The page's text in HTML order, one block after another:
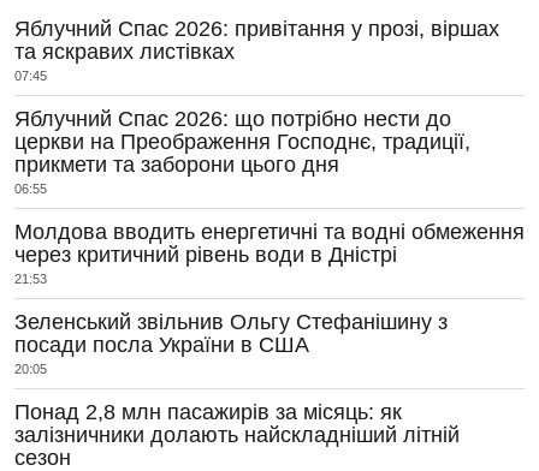
Яблучний Спас 2026: привітання у прозі, віршах
та яскравих листівках
07:45
Яблучний Спас 2026: що потрібно нести до
церкви на Преображення Господнє, традиції,
прикмети та заборони цього дня
06:55
Молдова вводить енергетичні та водні обмеження
через критичний рівень води в Дністрі
21:53
Зеленський звільнив Ольгу Стефанішину з
посади посла України в США
20:05
Понад 2,8 млн пасажирів за місяць: як
залізничники долають найскладніший літній
сезон